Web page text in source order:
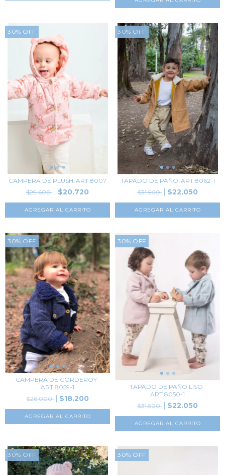
30% OFF
CAMPERA DE PLUSH-ART.8007
$29.600
$20.720
AGREGAR AL CARRITO
30% OFF
TAPADO DE PAÑO-ART.8062-1
$31.500
$22.050
AGREGAR AL CARRITO
30% OFF
CAMPERA DE CORDEROY-
ART.8059-1
$26.000
$18.200
AGREGAR AL CARRITO
30% OFF
TAPADO DE PAÑO LISO-
ART.8050-1
$31.500
$22.050
AGREGAR AL CARRITO
30% OFF 30% OFF